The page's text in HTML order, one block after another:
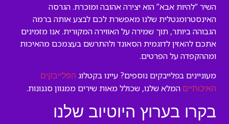
השיר “להיות אבא” הוא יצירה אהובה ומוכרת. הגרסה
האינסטרומנטלית שלנו מאפשרת לכם לבצע אותה ברמה
הגבוהה ביותר, תוך שמירה על האווירה המקורית. אנו מזמינים
אתכם להאזין לדוגמית הסאונד ולהתרשם בעצמכם מהאיכות
ומההקפדה על הפרטים.
מעוניינים בפלייבקים נוספים? עיינו בקטלוג הפלייבקים
האיכותיים המלא שלנו, שכולל מאות שירים ממגוון סגנונות.
בקרו בערוץ היוטיוב שלנו